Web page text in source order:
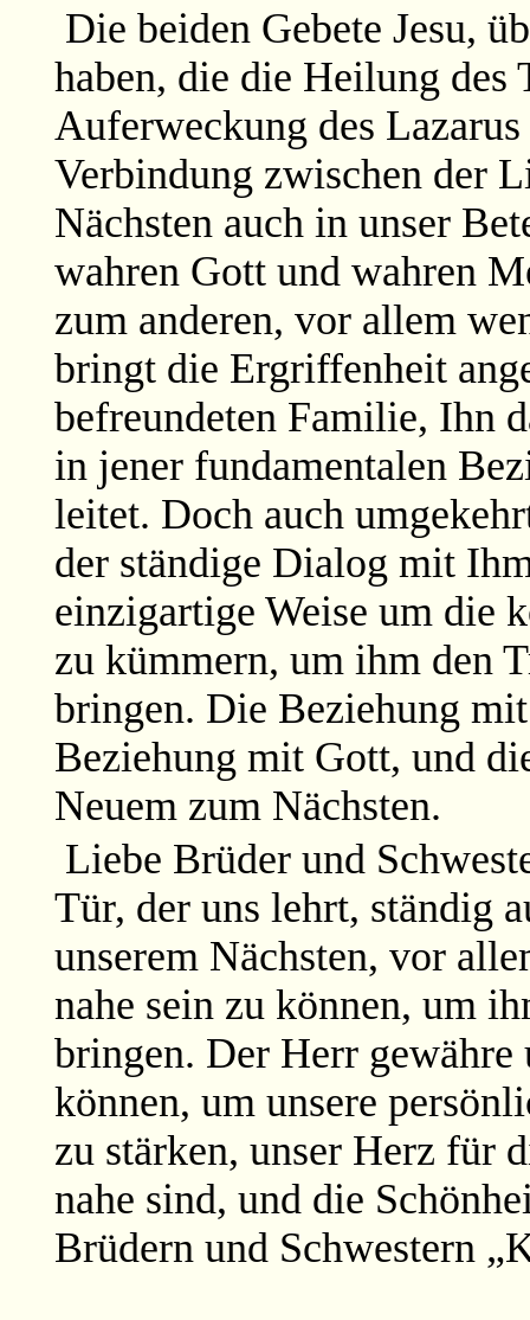
Die beiden Gebete Jesu,
haben, die die Heilung des
Auferweckung des
Verbindung zwischen der
Nächsten auch in unser
wahren Gott und wahren
zum anderen, vor allem
bringt die Ergriffenheit
befreundeten Familie, Ihn
in jener fundamentalen
leitet. Doch auch
der ständige Dialog mit
einzigartige Weise um die
zu kümmern, um ihm den
bringen. Die Beziehung
Beziehung mit Gott, und
Neuemzum Nächsten.
Liebe Brüder und
Tür, der uns lehrt, ständig
unserem Nächsten, vor
nahe sein zu können, um
bringen. Der Herr
können, um unsere
zu stärken, unser Herz für
nahe sind, und die
Brüdern und Schwestern